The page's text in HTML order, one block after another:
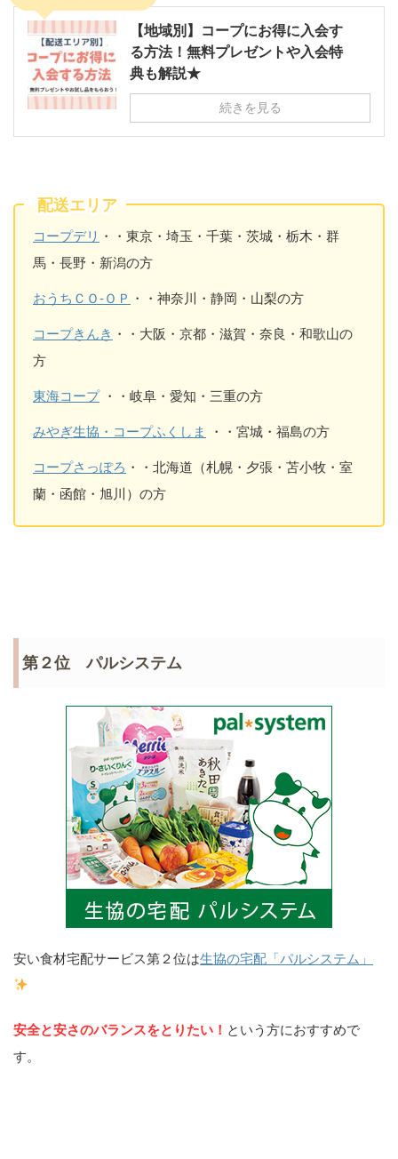
【地域別】コープにお得に入会す
る方法！無料プレゼントや入会特
典も解説★
続きを見る
配送エリア
コープデリ ・・東京・埼玉・千葉・茨城・栃木・群
馬・長野・新潟の方
おうちＣＯ-ＯＰ ・・神奈川・静岡・山梨の方
コープきんき ・・大阪・京都・滋賀・奈良・和歌山の
方
東海コープ・・岐阜・愛知・三重の方
みやぎ生協・コープふくしま ・・宮城・福島の方
コープさっぽろ ・・北海道（札幌・夕張・苫小牧・室
蘭・函館・旭川）の方
第２位 パルシステム
安い食材宅配サービス第２位は生協の宅配「パルシステム」
安全と安さのバランスをとりたい！ という方におすすめで
す。